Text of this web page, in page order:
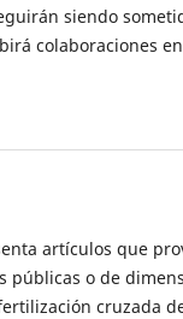
siendo
colaboraciones
artículos que
públicas o de
cruzada